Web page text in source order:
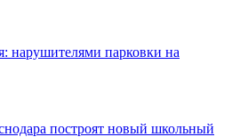
нарушителями парковки на
построят новый школьный